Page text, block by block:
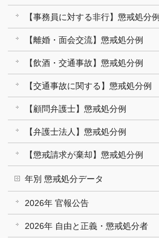
【事務員に対する非行】懲戒処分例
【離婚・面会交流】懲戒処分例
【飲酒・交通事故】懲戒処分例
【交通事故に関する】懲戒処分例
【顧問弁護士】懲戒処分例
【弁護士法人】懲戒処分例
【懲戒請求が棄却】懲戒処分例
年別 懲戒処分データ
2026年 官報公告
2026年 自由と正義・懲戒処分者